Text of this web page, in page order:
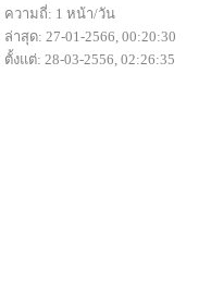
ความถี่: 1 หน้า/วัน
ล่าสุด: 27-01-2566, 00:20:30
ตั้งแต่: 28-03-2556, 02:26:35